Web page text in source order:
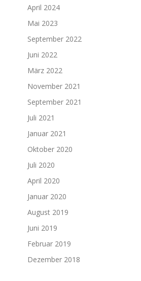
April 2024
Mai 2023
September 2022
Juni 2022
März 2022
November 2021
September 2021
Juli 2021
Januar 2021
Oktober 2020
Juli 2020
April 2020
Januar 2020
August 2019
Juni 2019
Februar 2019
Dezember 2018